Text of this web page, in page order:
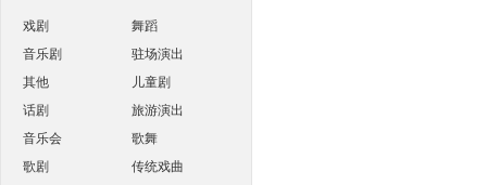
戏剧
舞蹈
音乐剧
驻场演出
其他
儿童剧
话剧
旅游演出
音乐会
歌舞
歌剧
传统戏曲